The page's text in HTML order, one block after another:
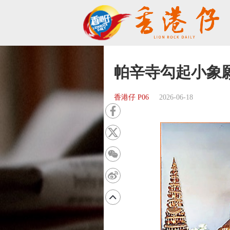
帕辛寺勾起小象
香港仔 P06 2026-06-18